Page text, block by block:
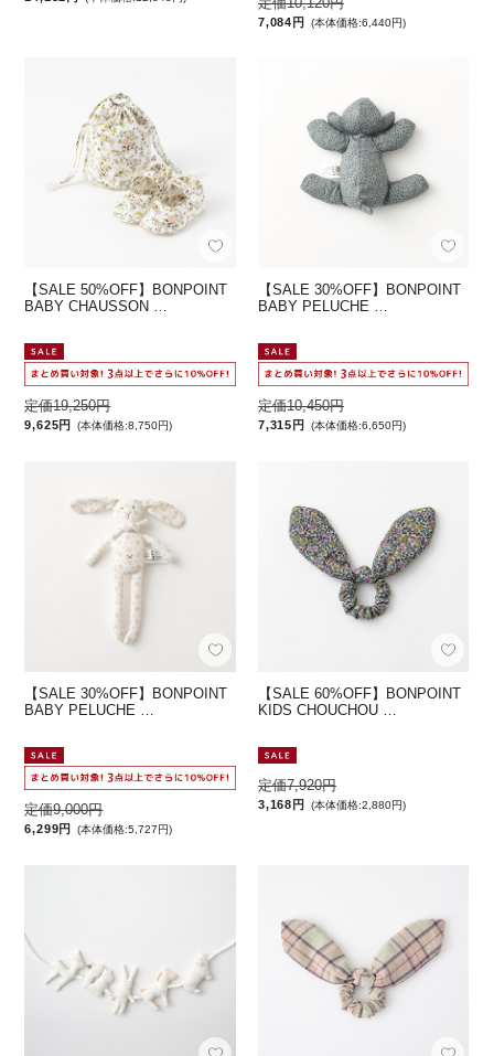
7,084円 (本体価格:6,440円)
【SALE 50%OFF】BONPOINT
BABY CHAUSSON …
定価19,250円
9,625円 (本体価格:8,750円)
【SALE 30%OFF】BONPOINT
BABY PELUCHE …
定価10,450円
7,315円 (本体価格:6,650円)
【SALE 30%OFF】BONPOINT
BABY PELUCHE …
定価9,000円
6,299円 (本体価格:5,727円)
【SALE 60%OFF】BONPOINT
KIDS CHOUCHOU …
定価7,920円
3,168円 (本体価格:2,880円)